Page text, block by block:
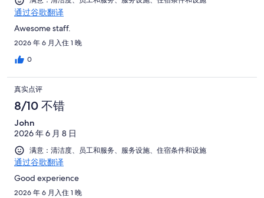
通过谷歌翻译
Awesome staff.
2026 年 6 月入住 1 晚
0
真实点评
8/10 不错
John
2026 年 6 月 8 日
满意：清洁度、员工和服务、服务设施、住宿条件和设施
通过谷歌翻译
Good experience
2026 年 6 月入住 1 晚